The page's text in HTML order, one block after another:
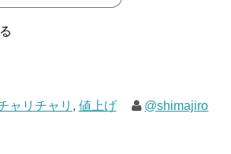
ャリチャリ , 値上げ @shimajiro